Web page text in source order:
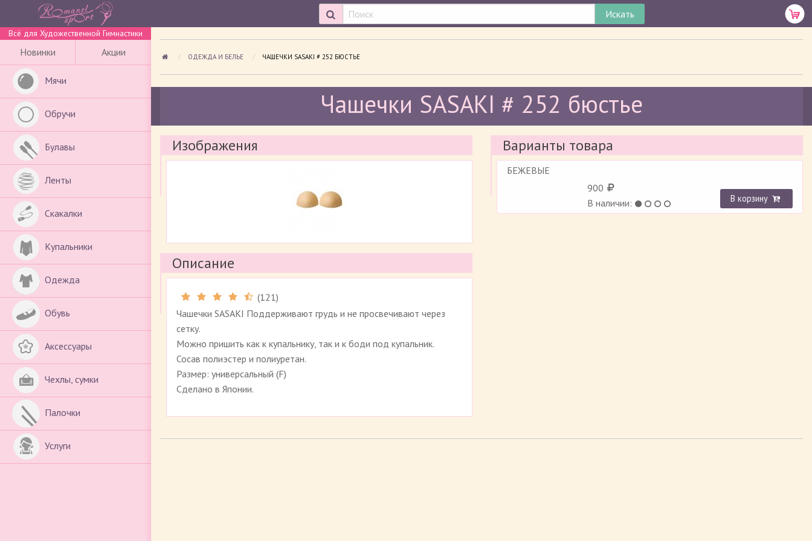
ОДЕЖДА И БЕЛЬЕ ПРОСМАТРИВАЕМАЯ СТРАНИЦА:
ЧАШЕЧКИ SASAKI # 252 БЮСТЬЕ
Чашечки SASAKI # 252 бюстье
Изображения
Описание
(121)
Чашечки SASAKI Поддерживают грудь и не просвечивают через
сетку.
Можно пришить как к купальнику, так и к боди под купальник.
Сосав полиэстер и полиуретан.
Размер: универсальный (F)
Сделано в Японии.
Варианты товара
БЕЖЕВЫЕ
900
В наличии:
В корзину
Всё для Художественной Гимнастики
Новинки Акции
Мячи
Обручи
Булавы
Ленты
Скакалки
Купальники
Одежда
Обувь
Аксессуары
Чехлы, сумки
Палочки
Услуги